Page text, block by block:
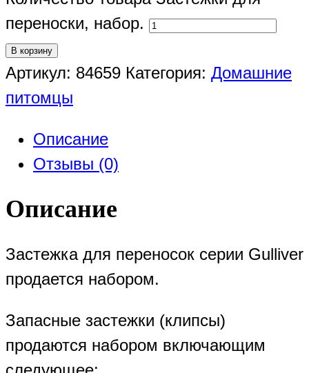
переноски, набор.
В корзину
Артикул: 84659 Категория: Домашние
питомцы
Описание
Отзывы (0)
Описание
Застежка для переносок серии Gulliver
продается набором.
Запасные застежки (клипсы)
продаются набором включающим